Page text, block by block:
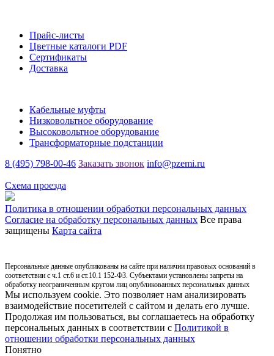
Прайс-листы
Цветные каталоги PDF
Сертификаты
Доставка
Кабельные муфты
Низковольтное оборудование
Высоковольтное оборудование
Трансформаторные подстанции
8 (495) 798-00-46 Заказать звонок info@pzemi.ru
Схема проезда
Политика в отношении обработки персональных данных
Согласие на обработку персональных данных Все права
защищены Карта сайта
Персональные данные опубликованы на сайте при наличии правовых оснований в
соответствии с ч.1 ст.6 и ст.10.1 152-ФЗ. Субъектами установлены запреты на
обработку неограниченным кругом лиц опубликованных персональных данных
Мы используем cookie. Это позволяет нам анализировать
взаимодействие посетителей с сайтом и делать его лучше.
Продолжая им пользоваться, вы соглашаетесь на обработку
персональных данных в соответствии с Политикой в
отношении обработки персональных данных
Понятно